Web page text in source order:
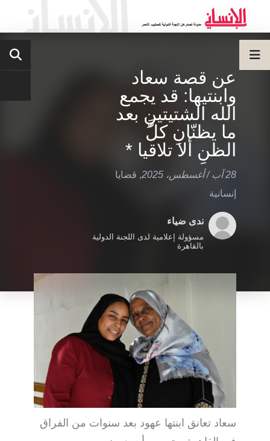
عن قصة سعاد
وابنتيها: قد يجمع
الله الشتيتينِ بعد
ما يظنّانِ كلَّ
الظنِ ألا تلاقيا *
28 آب / أغسطس، 2025 , قضايا
إنسانية
ندى ضياء
مسؤولة إعلامية لدى اللجنة الدولية
بالقاهرة
سعاد تعانق ابنتها عهود بعد سنوات من الفراق